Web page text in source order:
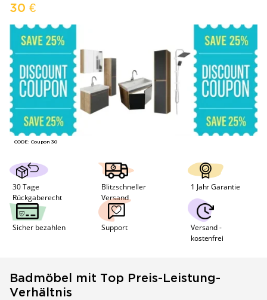
30 €
CODE: Coupon 30
30 Tage
Rückgaberecht
Blitzschneller
Versand
1 Jahr Garantie
Sicher bezahlen Support
Versand -
kostenfrei
Badmöbel mit Top Preis-Leistung-
Verhältnis